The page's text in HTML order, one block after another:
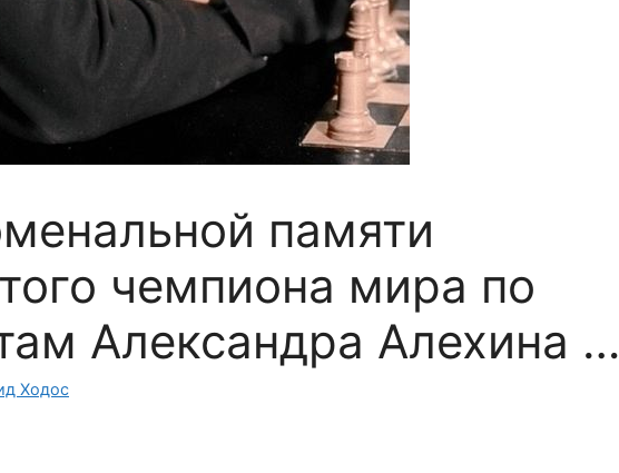
памяти
чемпиона мира по
Александра Алехина …
Ходос